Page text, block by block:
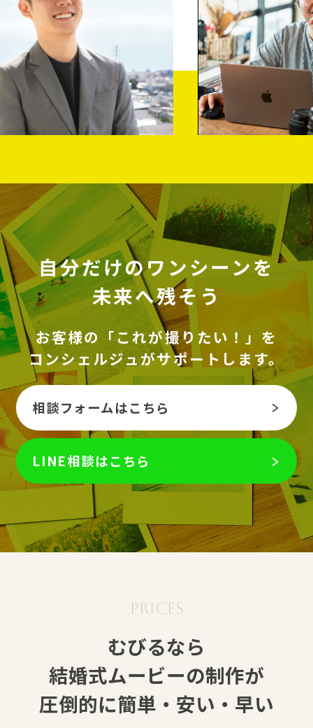
自分だけのワンシーンを
未来へ残そう
お客様の「これが撮りたい！」を
コンシェルジュがサポートします。
相談フォームはこちら
LINE相談はこちら
むびるなら
結婚式ムービーの制作が
圧倒的に簡単・安い・早い